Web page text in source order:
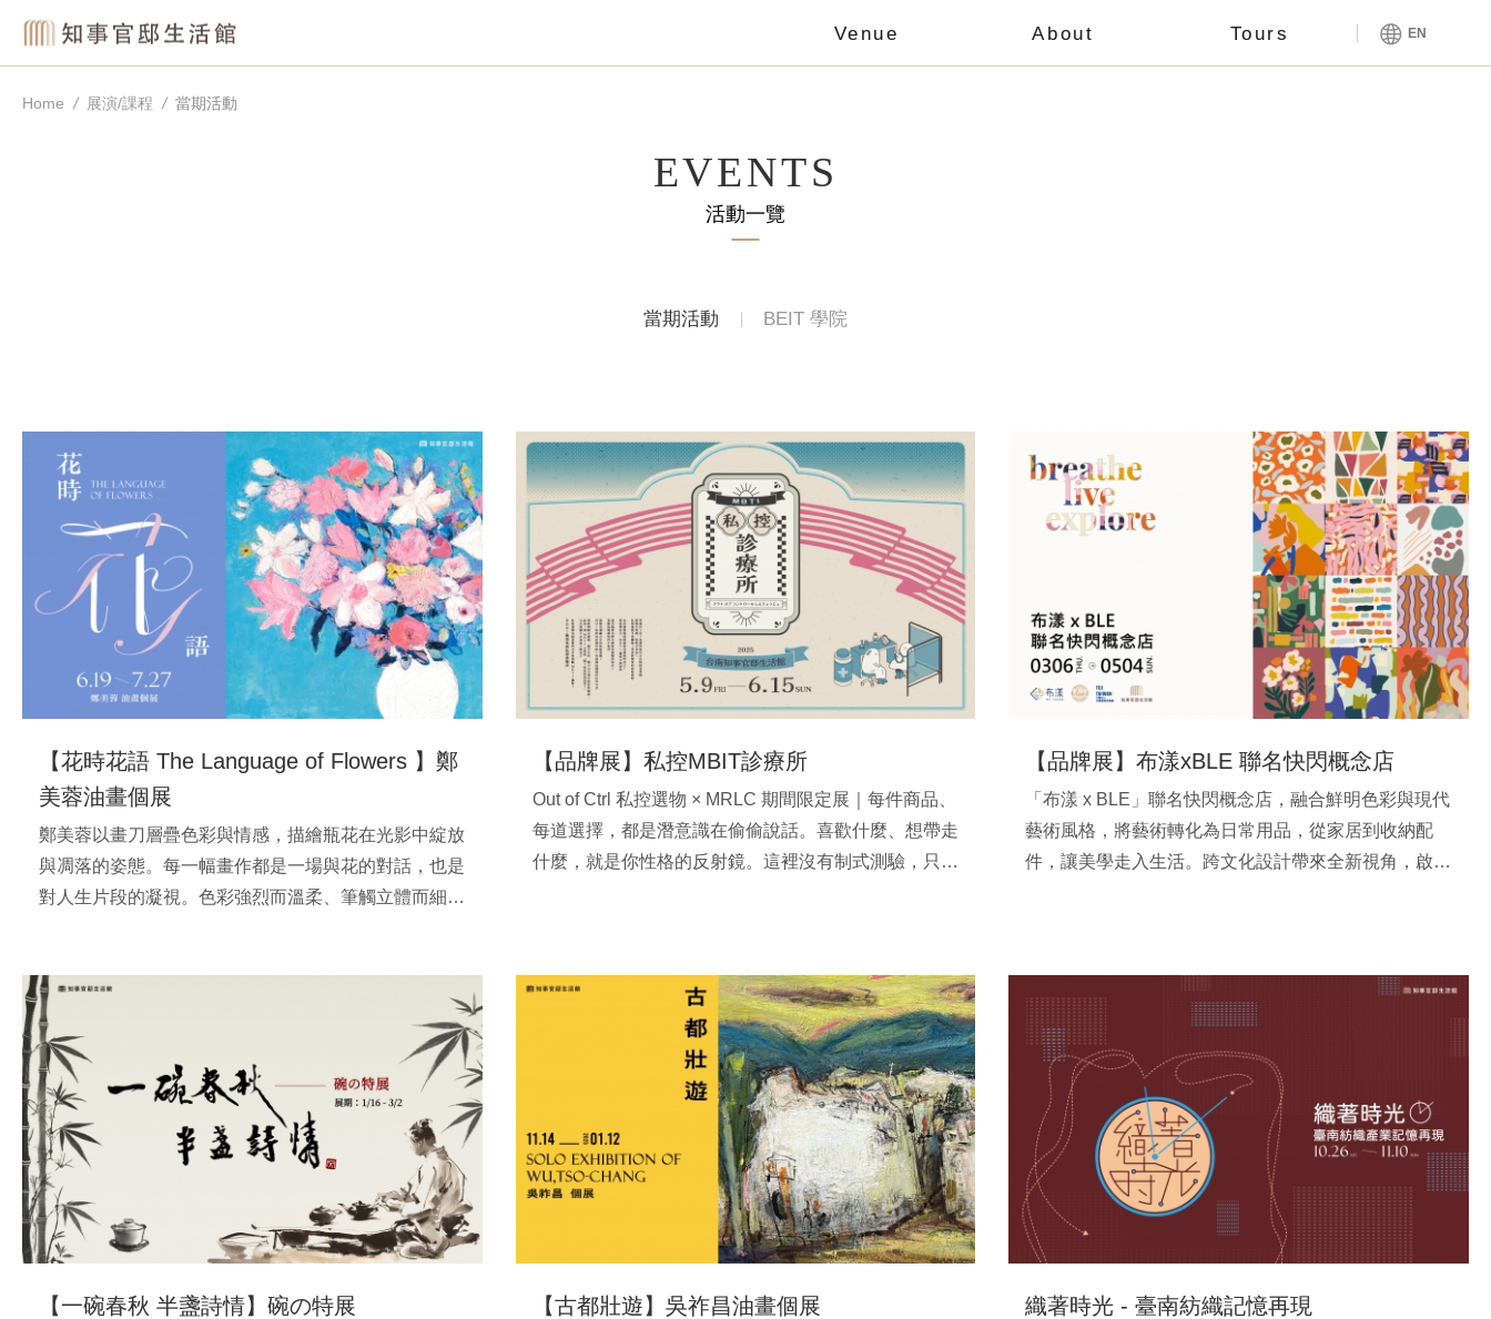
Venue About Tours EN
Home 展演/課程 當期活動
EVENTS
活動一覽
當期活動 BEIT 學院
【花時花語 The Language of Flowers 】鄭
美蓉油畫個展
鄭美蓉以畫刀層疊色彩與情感，描繪瓶花在光影中綻放
與凋落的姿態。每一幅畫作都是一場與花的對話，也是
對人生片段的凝視。色彩強烈而溫柔、筆觸立體而細
【品牌展】私控MBIT診療所
Out of Ctrl 私控選物 × MRLC 期間限定展｜每件商品、
每道選擇，都是潛意識在偷偷說話。喜歡什麼、想帶走
什麼，就是你性格的反射鏡。這裡沒有制式測驗，只有
【品牌展】布漾xBLE 聯名快閃概念店
「布漾 x BLE」聯名快閃概念店，融合鮮明色彩與現代
藝術風格，將藝術轉化為日常用品，從家居到收納配
件，讓美學走入生活。跨文化設計帶來全新視角，啟發
【一碗春秋 半盞詩情】碗の特展 【古都壯遊】吳祚昌油畫個展 織著時光 - 臺南紡織記憶再現